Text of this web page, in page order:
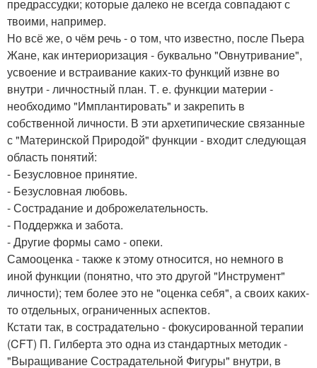
предрассудки; которые далеко не всегда совпадают с
твоими, например.
Но всё же, о чём речь - о том, что известно, после Пьера
Жане, как интериоризация - буквально "Овнутривание",
усвоение и встраивание каких-то функций извне во
внутри - личностный план. Т. е. функции материи -
необходимо "Имплантировать" и закрепить в
собственной личности. В эти архетипические связанные
с "Материнской Природой" функции - входит следующая
область понятий:
- Безусловное принятие.
- Безусловная любовь.
- Сострадание и доброжелательность.
- Поддержка и забота.
- Другие формы само - опеки.
Самооценка - также к этому относится, но немного в
иной функции (понятно, что это другой "Инструмент"
личности); тем более это не "оценка себя", а своих каких-
то отдельных, ограниченных аспектов.
Кстати так, в сострадательно - фокусированной терапии
(CFT) П. Гилберта это одна из стандартных методик -
"Выращивание Сострадательной Фигуры" внутри, в